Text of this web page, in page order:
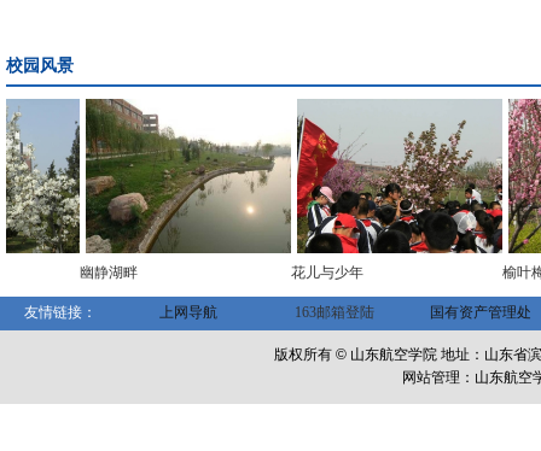
校园风景
幽静湖畔 花儿与少年 榆叶
友情链接： 上网导航 163邮箱登陆 国有资产管理处
版权所有 © 山东航空学院 地址：山东省
网站管理：山东航空